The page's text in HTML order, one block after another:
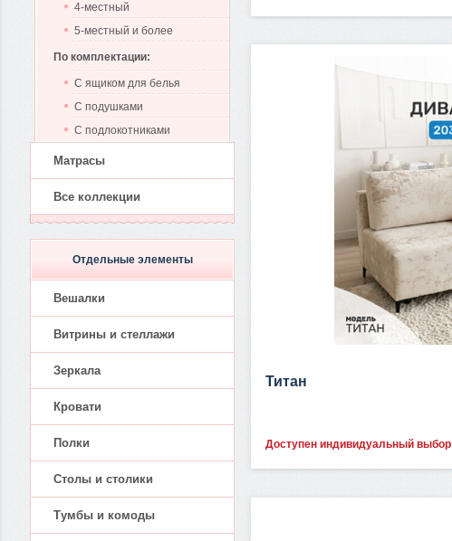
Титан
Доступен индивидуальный выбор
4-местный
5-местный и более
По комплектации:
С ящиком для белья
С подушками
С подлокотниками
Матрасы
Все коллекции
Отдельные элементы
Вешалки
Витрины и стеллажи
Зеркала
Кровати
Полки
Столы и столики
Тумбы и комоды